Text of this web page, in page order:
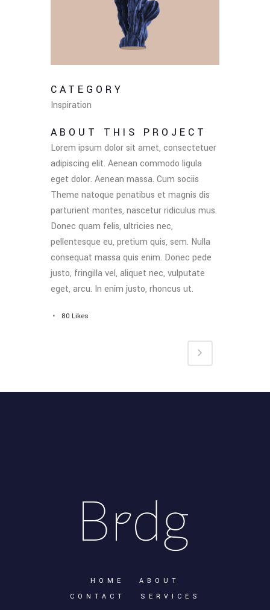
CATEGORY
Inspiration
ABOUT THIS PROJECT
Lorem ipsum dolor sit amet, consectetuer
adipiscing elit. Aenean commodo ligula
eget dolor. Aenean massa. Cum sociis
Theme natoque penatibus et magnis dis
parturient montes, nascetur ridiculus mus.
Donec quam felis, ultricies nec,
pellentesque eu, pretium quis, sem. Nulla
consequat massa quis enim. Donec pede
justo, fringilla vel, aliquet nec, vulputate
eget, arcu. In enim justo, rhoncus ut.
80 Likes
HOME
ABOUT
CONTACT
SERVICES